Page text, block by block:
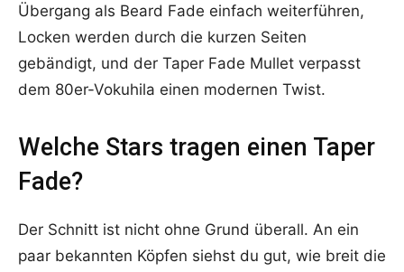
Übergang als Beard Fade einfach weiterführen,
Locken werden durch die kurzen Seiten
gebändigt, und der Taper Fade Mullet verpasst
dem 80er-Vokuhila einen modernen Twist.
Welche Stars tragen einen Taper
Fade?
Der Schnitt ist nicht ohne Grund überall. An ein
paar bekannten Köpfen siehst du gut, wie breit die